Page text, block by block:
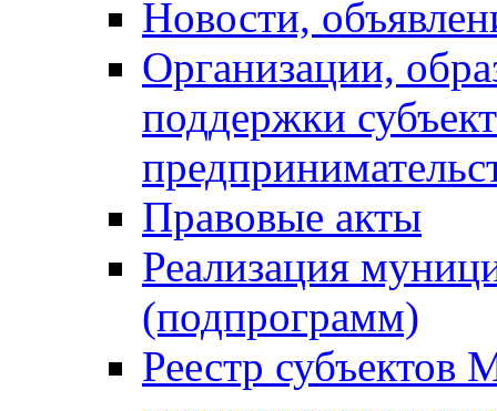
Новости,
Организации,
поддержки
Правовые акты
Реализация
(подпрограмм)
Реестр